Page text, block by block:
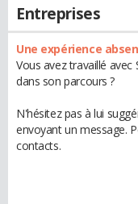
Entreprises
Une expérience
Vous avez travaillé avec
dans son parcours ?
N'hésitez pas à lui
envoyant un message.
contacts.